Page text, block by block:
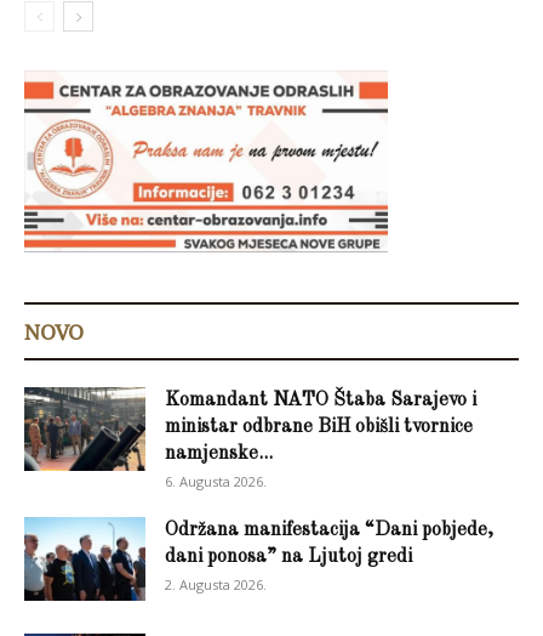
NOVO
Komandant NATO Štaba Sarajevo i
ministar odbrane BiH obišli tvornice
namjenske...
6. Augusta 2026.
Održana manifestacija “Dani pobjede,
dani ponosa” na Ljutoj gredi
2. Augusta 2026.